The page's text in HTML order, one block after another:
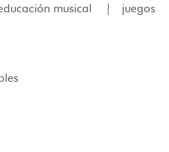
musical juegos